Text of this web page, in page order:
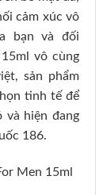
cảm xúc vô
bạn và đối
vô cùng
sản phẩm
tinh tế để
và hiện đang
186.